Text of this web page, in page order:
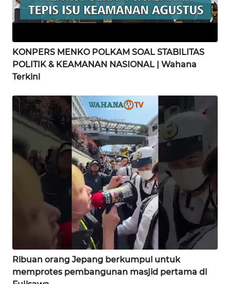
KONPERS MENKO POLKAM SOAL STABILITAS
POLITIK & KEAMANAN NASIONAL | Wahana
Terkini
Ribuan orang Jepang berkumpul untuk
memprotes pembangunan masjid pertama di
SERIBU
TANGERANG
WN
BINJAI
WN
CIREBON
INDRAMAYU
WN
KUNINGAN
MAJALENGKA
WN
SUBANG